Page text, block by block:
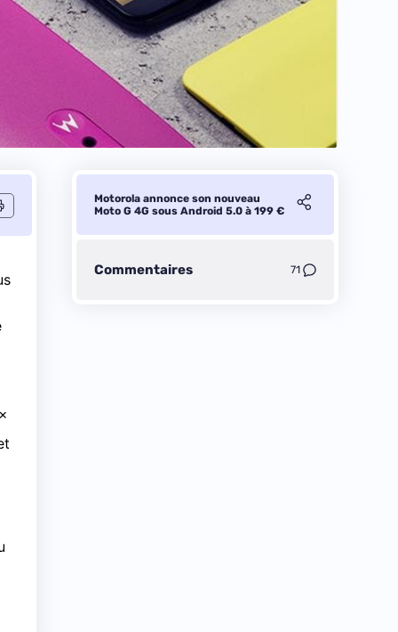
Motorola annonce son nouveau
Moto G 4G sous Android 5.0 à 199 €
Commentaires 71